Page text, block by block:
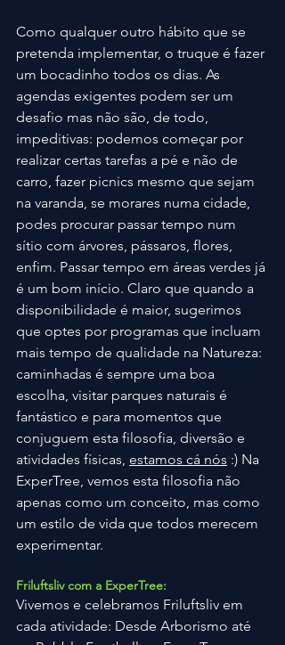
Como qualquer outro hábito que se
pretenda implementar, o truque é fazer
um bocadinho todos os dias. As
agendas exigentes podem ser um
desafio mas não são, de todo,
impeditivas: podemos começar por
realizar certas tarefas a pé e não de
carro, fazer picnics mesmo que sejam
na varanda, se morares numa cidade,
podes procurar passar tempo num
sítio com árvores, pássaros, flores,
enfim. Passar tempo em áreas verdes já
é um bom início. Claro que quando a
disponibilidade é maior, sugerimos
que optes por programas que incluam
mais tempo de qualidade na Natureza:
caminhadas é sempre uma boa
escolha, visitar parques naturais é
fantástico e para momentos que
conjuguem esta filosofia, diversão e
atividades físicas, estamos cá nós :) Na
ExperTree, vemos esta filosofia não
apenas como um conceito, mas como
um estilo de vida que todos merecem
experimentar.
Friluftsliv com a ExperTree:
Vivemos e celebramos Friluftsliv em
cada atividade: Desde Arborismo até